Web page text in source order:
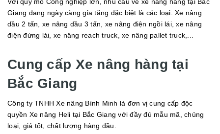
Với quy mô Công nghiệp lớn, nhu cầu về xe nâng hàng tại Bắc
Giang đang ngày càng gia tăng đặc biệt là các loại: Xe nâng
dầu 2 tấn, xe nâng dầu 3 tấn, xe nâng điện ngồi lái, xe nâng
điện đứng lái, xe nâng reach truck, xe nâng pallet truck,...
Cung cấp Xe nâng hàng tại
Bắc Giang
Công ty TNHH Xe nâng Bình Minh là đơn vị cung cấp độc
quyền Xe nâng Heli tại Bắc Giang với đầy đủ mẫu mã, chủng
loại, giá tốt, chất lượng hàng đầu.